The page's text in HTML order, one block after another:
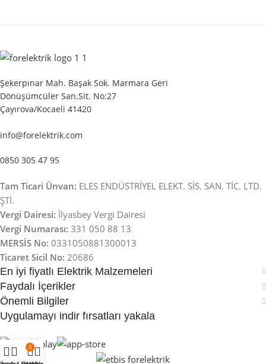
Şekerpınar Mah. Başak Sok. Marmara Geri
Dönüşümcüler San.Sit. No:27
Çayırova/Kocaeli 41420
info@forelektrik.com
0850 305 47 95
Tam Ticari Ünvan: ELES ENDÜSTRİYEL ELEKT. SİS. SAN. TİC. LTD.
ŞTİ.
Vergi Dairesi: İlyasbey Vergi Dairesi
Vergi Numarası: 331 050 88 13
MERSİS No: 0331050881300013
Ticaret Sicil No: 20686
En iyi fiyatlı Elektrik Malzemeleri
Faydalı İçerikler
Önemli Bilgiler
Uygulamayı indir fırsatları yakala
0